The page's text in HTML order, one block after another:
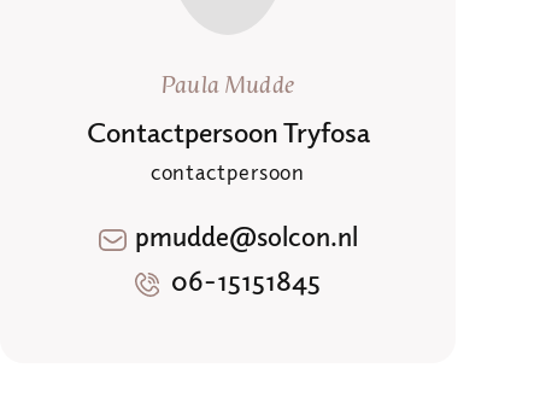
Paula Mudde
Contactpersoon Tryfosa
contactpersoon
pmudde@solcon.nl
06-15151845